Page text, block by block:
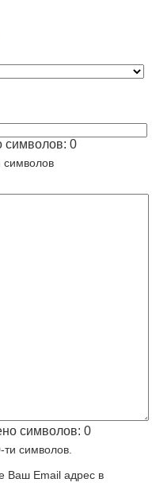
символов: 0
символов
символов: 0
символов.
Ваш Email адрес в